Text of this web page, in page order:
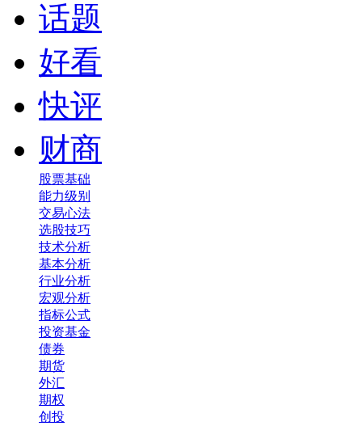
话题
好看
快评
财商
股票基础
能力级别
交易心法
选股技巧
技术分析
基本分析
行业分析
宏观分析
指标公式
投资基金
债券
期货
外汇
期权
创投